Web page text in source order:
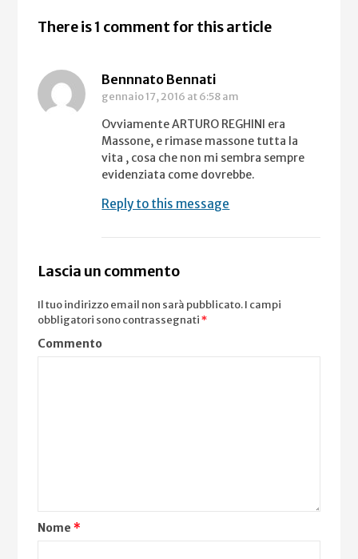
There is 1 comment for this article
Bennnato Bennati
gennaio 17, 2016 at 6:58 am
Ovviamente ARTURO REGHINI era
Massone, e rimase massone tutta la
vita , cosa che non mi sembra sempre
evidenziata come dovrebbe.
Reply to this message
Lascia un commento
Il tuo indirizzo email non sarà pubblicato.I campi
obbligatori sono contrassegnati*
Commento
Nome*